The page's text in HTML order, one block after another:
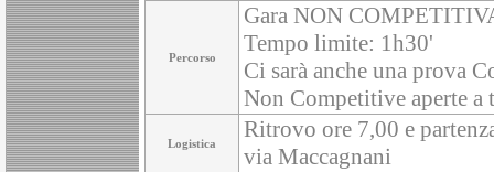
Percorso
Gara NON
Tempo limite: 1h30'
Ci sarà anche una prova
Non Competitive aperte a
Logistica
Ritrovo ore 7,00 e
via Maccagnani